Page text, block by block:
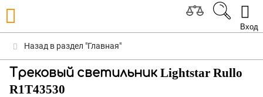
Вход
Назад в раздел "Главная"
Трековый светильник Lightstar Rullo
R1T43530